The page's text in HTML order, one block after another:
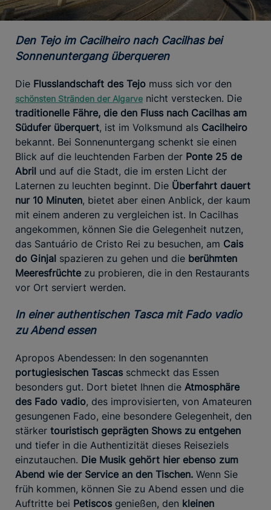
Den Tejo im Cacilheiro nach Cacilhas bei
Sonnenuntergang überqueren
Die Flusslandschaft des Tejo muss sich vor den
schönsten Stränden der Algarve nicht verstecken. Die
traditionelle Fähre, die den Fluss nach Cacilhas am
Südufer überquert, ist im Volksmund als Cacilheiro
bekannt. Bei Sonnenuntergang schenkt sie einen
Blick auf die leuchtenden Farben der Ponte 25 de
Abril und auf die Stadt, die im ersten Licht der
Laternen zu leuchten beginnt. Die Überfahrt dauert
nur 10 Minuten, bietet aber einen Anblick, der kaum
mit einem anderen zu vergleichen ist. In Cacilhas
angekommen, können Sie die Gelegenheit nutzen,
das Santuário de Cristo Rei zu besuchen, am Cais
do Ginjal spazieren zu gehen und die berühmten
Meeresfrüchte zu probieren, die in den Restaurants
vor Ort serviert werden.
In einer authentischen Tasca mit Fado vadio
zu Abend essen
Apropos Abendessen: In den sogenannten
portugiesischen Tascas schmeckt das Essen
besonders gut. Dort bietet Ihnen die Atmosphäre
des Fado vadio, des improvisierten, von Amateuren
gesungenen Fado, eine besondere Gelegenheit, den
stärker touristisch geprägten Shows zu entgehen
und tiefer in die Authentizität dieses Reiseziels
einzutauchen. Die Musik gehört hier ebenso zum
Abend wie der Service an den Tischen. Wenn Sie
früh kommen, können Sie zu Abend essen und die
Auftritte bei Petiscos genießen, den kleinen